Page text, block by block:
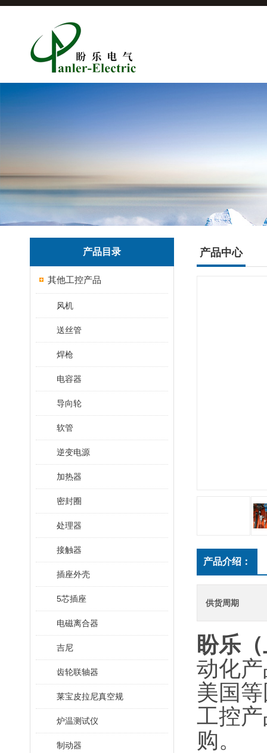
产品目录
其他工控产品
风机
送丝管
焊枪
电容器
导向轮
软管
逆变电源
加热器
密封圈
处理器
接触器
插座外壳
5芯插座
电磁离合器
吉尼
齿轮联轴器
莱宝皮拉尼真空规
炉温测试仪
制动器
产品中心
产品介绍：
供货周期
盼乐
动化
美国
工控
购。